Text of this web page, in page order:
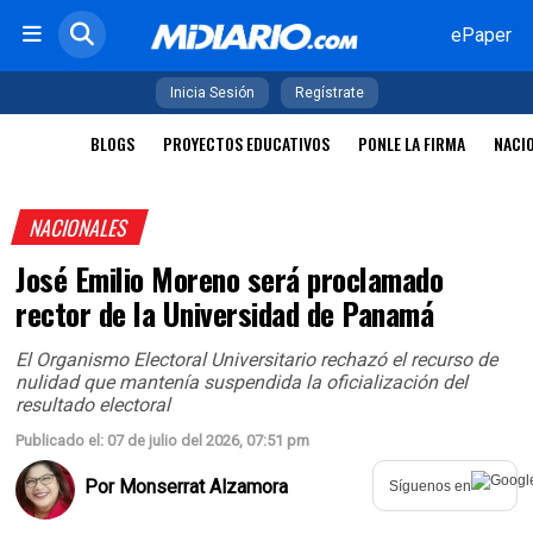
ePaper
Inicia Sesión Regístrate
BLOGS PROYECTOS EDUCATIVOS PONLE LA FIRMA
NACIONALES
José Emilio Moreno será proclamado
rector de la Universidad de Panamá
El Organismo Electoral Universitario rechazó el recurso de
nulidad que mantenía suspendida la oficialización del
resultado electoral
Publicado el: 07 de julio del 2026, 07:51 pm
Por Monserrat Alzamora Síguenos en